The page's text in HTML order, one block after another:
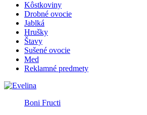
Kôstkoviny
Drobné ovocie
Jablká
Hrušky
Štavy
Sušené ovocie
Med
Reklamné predmety
Boni Fructi